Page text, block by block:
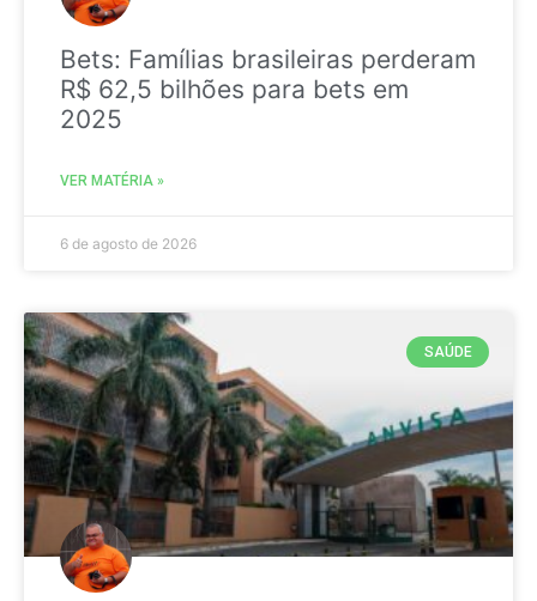
Bets: Famílias brasileiras perderam
R$ 62,5 bilhões para bets em
2025
VER MATÉRIA »
6 de agosto de 2026
SAÚDE